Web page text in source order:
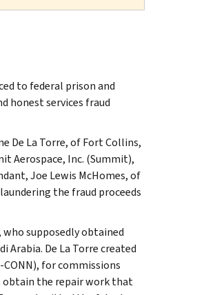
to federal prison and
honest services fraud
De La Torre, of Fort Collins,
Aerospace, Inc. (Summit),
Joe Lewis McHomes, of
the fraud proceeds
supposedly obtained
Arabia. De La Torre created
for commissions
obtain the repair work that